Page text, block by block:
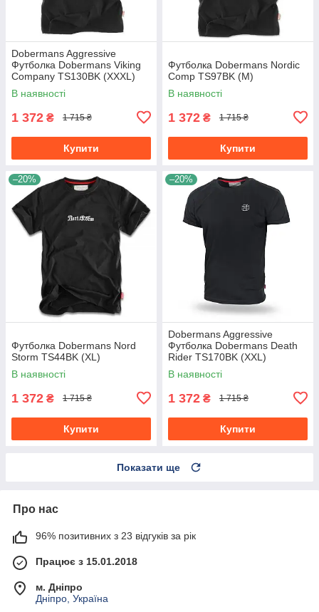
Dobermans Aggressive
Футболка Dobermans Viking
Company TS130BK (XXXL)
В наявності
1 372 ₴ 1 715 ₴
Купити
Футболка Dobermans Nordic
Comp TS97BK (M)
В наявності
1 372 ₴ 1 715 ₴
Купити
–20%
Футболка Dobermans Nord
Storm TS44BK (XL)
В наявності
1 372 ₴ 1 715 ₴
Купити
–20%
Dobermans Aggressive
Футболка Dobermans Death
Rider TS170BK (XXL)
В наявності
1 372 ₴ 1 715 ₴
Купити
Показати ще
Про нас
96% позитивних з 23 відгуків за рік
Працює з 15.01.2018
м. Дніпро
Дніпро, Україна